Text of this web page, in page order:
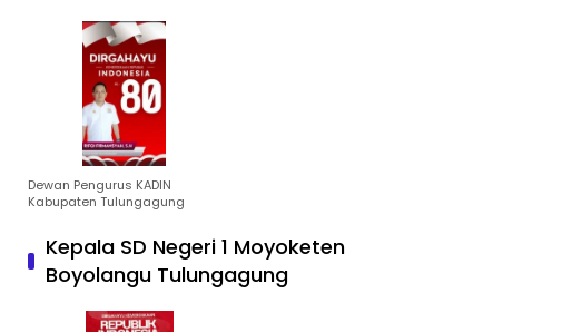
Dewan Pengurus KADIN
Kabupaten Tulungagung
Kepala SD Negeri 1 Moyoketen
Boyolangu Tulungagung